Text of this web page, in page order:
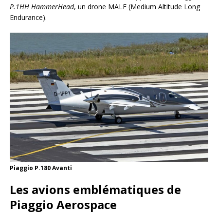
P.1HH HammerHead, un drone MALE (Medium Altitude Long
Endurance).
Piaggio P.180 Avanti
Les avions emblématiques de
Piaggio Aerospace